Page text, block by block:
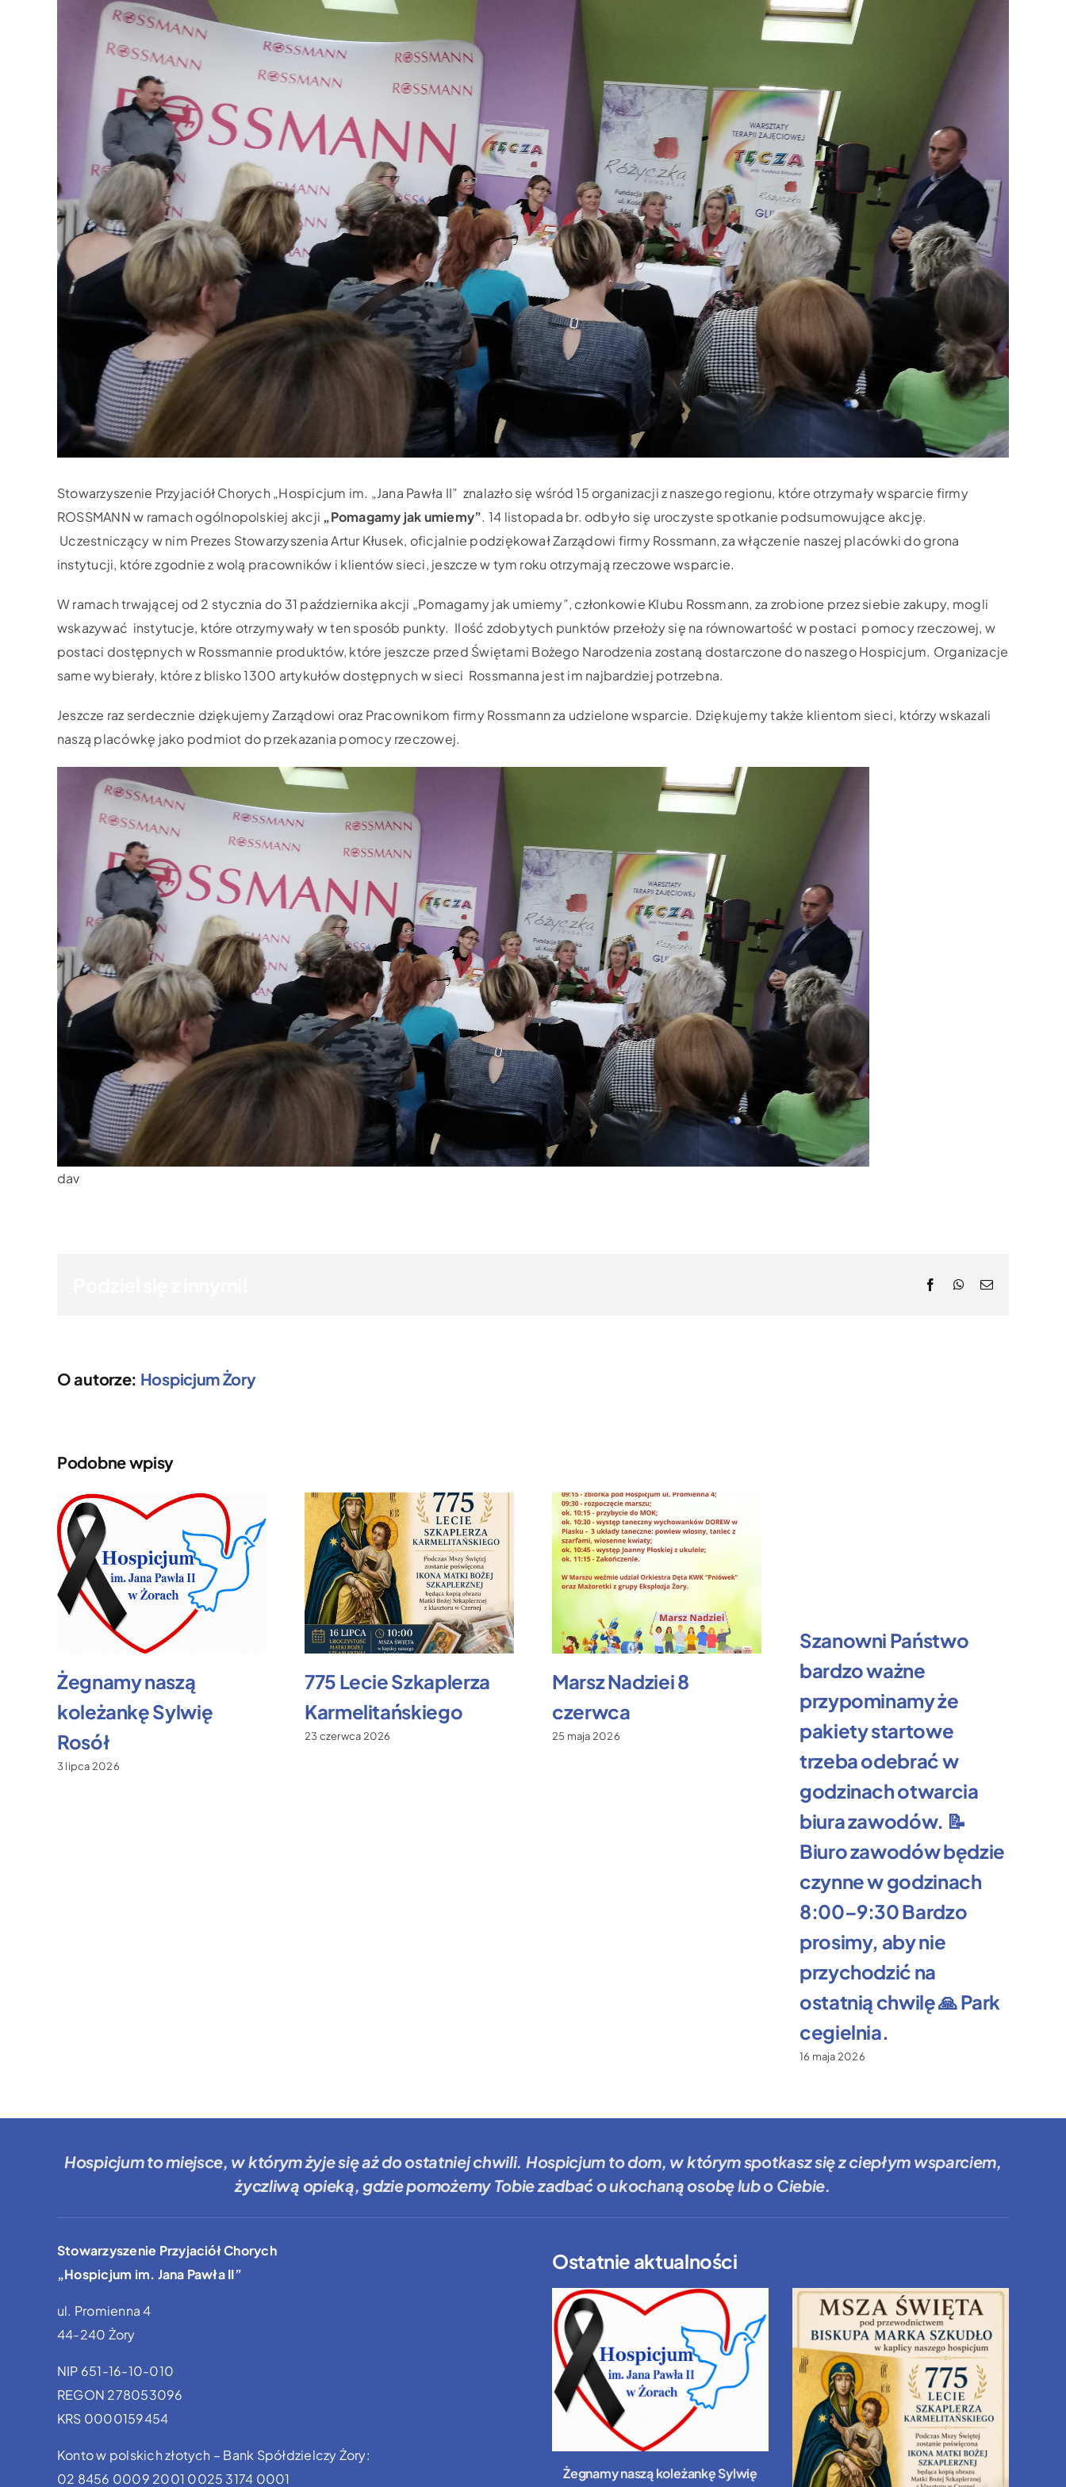
większy
obrazek
Stowarzyszenie Przyjaciół Chorych „Hospicjum im. „Jana Pawła II” znalazło się wśród 15 organizacji z naszego regionu, które otrzymały wsparcie firmy
ROSSMANN w ramach ogólnopolskiej akcji „Pomagamy jak umiemy”. 14 listopada br. odbyło się uroczyste spotkanie podsumowujące akcję.
Uczestniczący w nim Prezes Stowarzyszenia Artur Kłusek, oficjalnie podziękował Zarządowi firmy Rossmann, za włączenie naszej placówki do grona
instytucji, które zgodnie z wolą pracowników i klientów sieci, jeszcze w tym roku otrzymają rzeczowe wsparcie.
W ramach trwającej od 2 stycznia do 31 października akcji „Pomagamy jak umiemy”, członkowie Klubu Rossmann, za zrobione przez siebie zakupy, mogli
wskazywać instytucje, które otrzymywały w ten sposób punkty. Ilość zdobytych punktów przełoży się na równowartość w postaci pomocy rzeczowej, w
postaci dostępnych w Rossmannie produktów, które jeszcze przed Świętami Bożego Narodzenia zostaną dostarczone do naszego Hospicjum. Organizacje
same wybierały, które z blisko 1300 artykułów dostępnych w sieci Rossmanna jest im najbardziej potrzebna.
Jeszcze raz serdecznie dziękujemy Zarządowi oraz Pracownikom firmy Rossmann za udzielone wsparcie. Dziękujemy także klientom sieci, którzy wskazali
naszą placówkę jako podmiot do przekazania pomocy rzeczowej.
dav
FacebookWhatsApp
Email
O autorze: Hospicjum Żory
Podobne wpisy
Żegnamy naszą
koleżankę Sylwię
Rosół
3 lipca 2026
775 Lecie Szkaplerza
Karmelitańskiego
23 czerwca 2026
Marsz Nadziei 8
czerwca
25 maja 2026
Szanowni Państwo
bardzo ważne
przypominamy że
pakiety startowe
trzeba odebrać w
godzinach otwarcia
biura zawodów. 📝
Biuro zawodów będzie
czynne w godzinach
8:00–9:30 Bardzo
prosimy, aby nie
przychodzić na
ostatnią chwilę 🙏 Park
cegielnia.
16 maja 2026
Hospicjum to miejsce, w którym żyje się aż do ostatniej chwili. Hospicjum to dom, w którym spotkasz się z ciepłym wsparciem,
życzliwą opieką, gdziepomożemy Tobiezadbać o ukochaną osobę lub o Ciebie.
Stowarzyszenie Przyjaciół Chorych
„Hospicjum im. Jana Pawła II”
ul. Promienna 4
44-240 Żory
NIP 651-16-10-010
REGON 278053096
KRS 0000159454
Konto w polskich złotych – Bank Spółdzielczy Żory:
02 8456 0009 2001 0025 3174 0001
Ostatnie aktualności
Żegnamy naszą koleżankę Sylwię